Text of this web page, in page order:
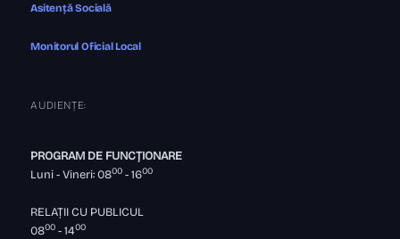
Asitență Socială
Monitorul Oficial Local
AUDIENȚE:
PROGRAM DE FUNCȚIONARE
Luni - Vineri: 0800 - 1600
RELAȚII CU PUBLICUL
0800 - 1400